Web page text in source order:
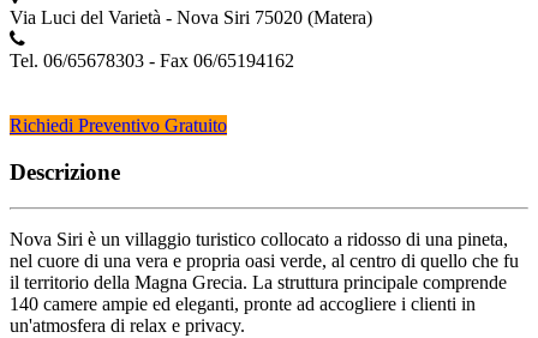
Via Luci del Varietà - Nova Siri 75020 (Matera)
Tel. 06/65678303 - Fax 06/65194162
Richiedi Preventivo Gratuito
Descrizione
Nova Siri è un villaggio turistico collocato a ridosso di una pineta,
nel cuore di una vera e propria oasi verde, al centro di quello che fu
il territorio della Magna Grecia. La struttura principale comprende
140 camere ampie ed eleganti, pronte ad accogliere i clienti in
un'atmosfera di relax e privacy.